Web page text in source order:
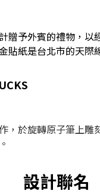
贈予外賓的禮物，以
貼紙是台北市的天際
，於旋轉原子筆上雕
設計聯名